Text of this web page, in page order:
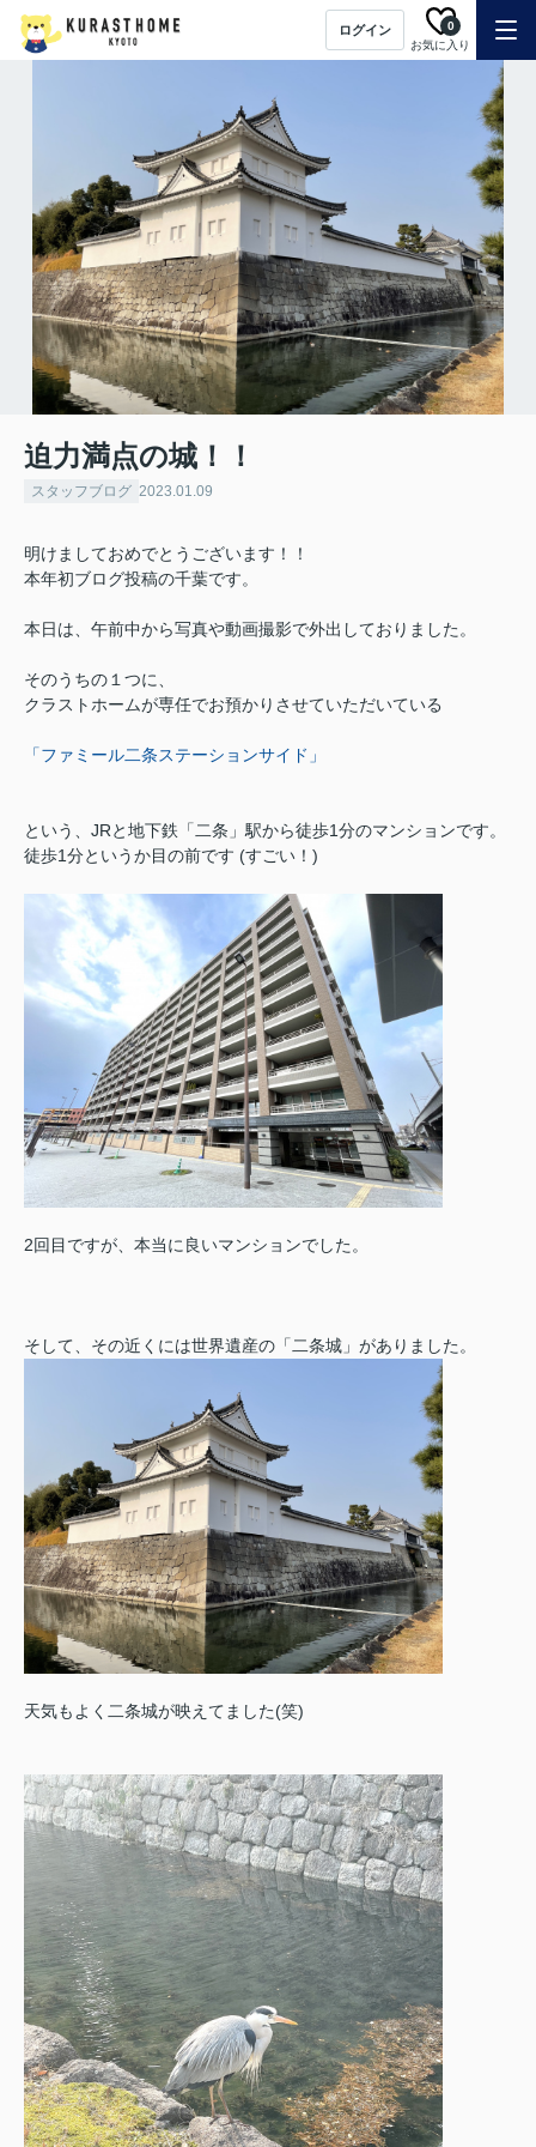
ログイン
お気に入り
0
迫力満点の城！！
スタッフブログ 2023.01.09
明けましておめでとうございます！！
本年初ブログ投稿の千葉です。
本日は、午前中から写真や動画撮影で外出しておりました。
そのうちの１つに、
クラストホームが専任でお預かりさせていただいている
「ファミール二条ステーションサイド」
という、JRと地下鉄「二条」駅から徒歩1分のマンションです。
徒歩1分というか目の前です (すごい！)
2回目ですが、本当に良いマンションでした。
そして、その近くには世界遺産の「二条城」がありました。
天気もよく二条城が映えてました(笑)